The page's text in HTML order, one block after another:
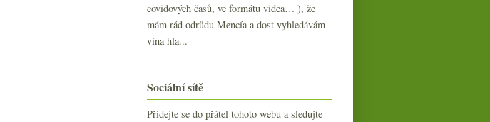
covidových časů, ve formátu videa… ), že
mám rád odrůdu Mencía a dost vyhledávám
vína hla...
Sociální sítě
Přidejte se do přátel tohoto webu a sledujte